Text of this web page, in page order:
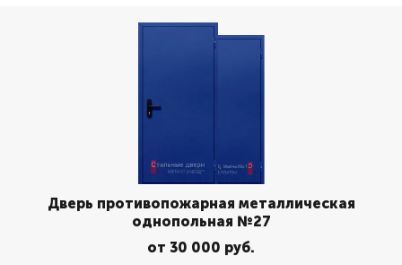
Дверь противопожарная металлическая
однопольная №27
от 30 000 руб.